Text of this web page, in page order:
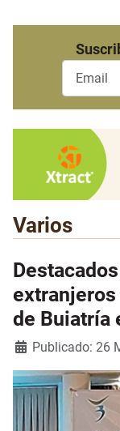
Varios
extranjeros
de Buiatría
Detalles
Publicado: 26